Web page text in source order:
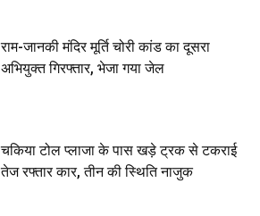
राम-जानकी मंदिर मूर्ति चोरी कांड का दूसरा
अभियुक्त गिरफ्तार, भेजा गया जेल
चकिया टोल प्लाजा के पास खड़े ट्रक से टकराई
तेज रफ्तार कार, तीन की स्थिति नाजुक